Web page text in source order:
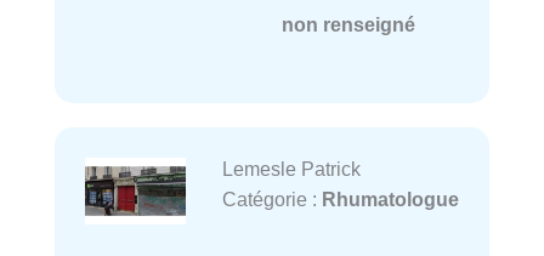
non renseigné
Lemesle Patrick
Catégorie : Rhumatologue